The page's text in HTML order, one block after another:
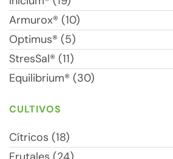
Armurox® (10)
Optimus® (5)
StresSal® (11)
Equilibrium® (30)
CULTIVOS
Cítricos (18)